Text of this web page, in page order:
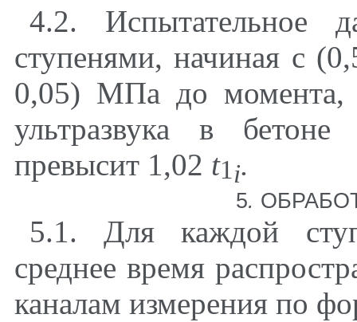
4.2. Испытательное
ступенями, начиная с
0,05) МПа до момента,
ультразвука в
превысит 1,02 t1i.
5.
5.1. Для каждой
среднее время
каналам измерения по